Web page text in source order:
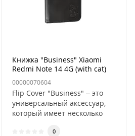
Книжка "Business" Xiaomi
Redmi Note 14 4G (with cat)
00000070604
Flip Cover "Business" – это
универсальный аксессуар,
который имеет несколько
0